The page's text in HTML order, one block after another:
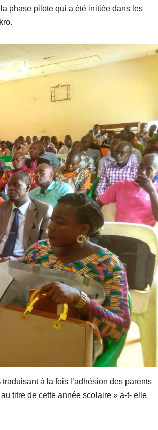
phase pilote qui a été initiée dans les
à la fois l’adhésion des parents
titre de cette année scolaire » a-t- elle